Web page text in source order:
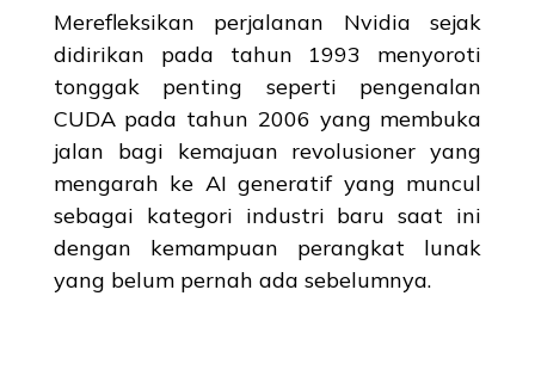
Merefleksikan perjalanan Nvidia sejak
didirikan pada tahun 1993 menyoroti
tonggak penting seperti pengenalan
CUDA pada tahun 2006 yang membuka
jalan bagi kemajuan revolusioner yang
mengarah ke AI generatif yang muncul
sebagai kategori industri baru saat ini
dengan kemampuan perangkat lunak
yang belum pernah ada sebelumnya.